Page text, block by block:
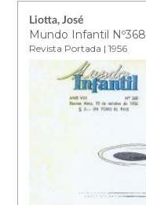
Liotta, José
Mundo Infantil Nº368
Revista Portada | 1956